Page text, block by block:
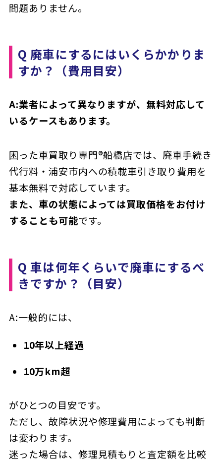
問題ありません。
Q 廃車にするにはいくらかかりま
すか？（費用目安）
A:業者によって異なりますが、無料対応して
いるケースもあります。
困った車買取り専門®船橋店では、廃車手続き
代行料・浦安市内への積載車引き取り費用を
基本無料で対応しています。
また、車の状態によっては買取価格をお付け
することも可能です。
Q 車は何年くらいで廃車にするべ
きですか？（目安）
A:一般的には、
10年以上経過
10万km超
がひとつの目安です。
ただし、故障状況や修理費用によっても判断
は変わります。
迷った場合は、修理見積もりと査定額を比較